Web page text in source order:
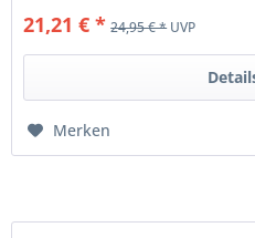
21,21 € * 24,95 € *UVP
Merken